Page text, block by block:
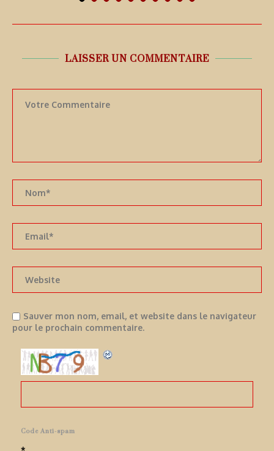
LAISSER UN COMMENTAIRE
Sauver mon nom, email, et website dans le navigateur
pour le prochain commentaire.
Code Anti-spam